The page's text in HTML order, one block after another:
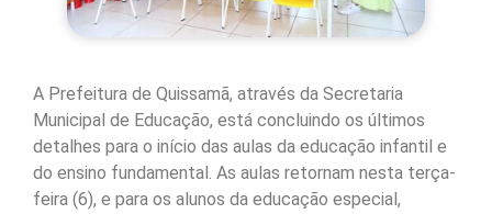
A Prefeitura de Quissamã, através da Secretaria
Municipal de Educação, está concluindo os últimos
detalhes para o início das aulas da educação infantil e
do ensino fundamental. As aulas retornam nesta terça-
feira (6), e para os alunos da educação especial,